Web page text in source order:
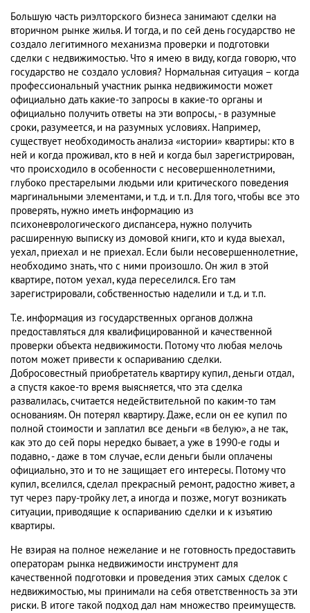
Большую часть риэлторского бизнеса занимают сделки на
вторичном рынке жилья. И тогда, и по сей день государство не
создало легитимного механизма проверки и подготовки
сделки с недвижимостью. Что я имею в виду, когда говорю, что
государство не создало условия? Нормальная ситуация – когда
профессиональный участник рынка недвижимости может
официально дать какие-то запросы в какие-то органы и
официально получить ответы на эти вопросы, - в разумные
сроки, разумеется, и на разумных условиях. Например,
существует необходимость анализа «истории» квартиры: кто в
ней и когда проживал, кто в ней и когда был зарегистрирован,
что происходило в особенности с несовершеннолетними,
глубоко престарелыми людьми или критического поведения
маргинальными элементами, и т.д. и т.п. Для того, чтобы все это
проверять, нужно иметь информацию из
психоневрологического диспансера, нужно получить
расширенную выписку из домовой книги, кто и куда выехал,
уехал, приехал и не приехал. Если были несовершеннолетние,
необходимо знать, что с ними произошло. Он жил в этой
квартире, потом уехал, куда переселился. Его там
зарегистрировали, собственностью наделили и т.д. и т.п.
Т.е. информация из государственных органов должна
предоставляться для квалифицированной и качественной
проверки объекта недвижимости. Потому что любая мелочь
потом может привести к оспариванию сделки.
Добросовестный приобретатель квартиру купил, деньги отдал,
а спустя какое-то время выясняется, что эта сделка
развалилась, считается недействительной по каким-то там
основаниям. Он потерял квартиру. Даже, если он ее купил по
полной стоимости и заплатил все деньги «в белую», а не так,
как это до сей поры нередко бывает, а уже в 1990-е годы и
подавно, - даже в том случае, если деньги были оплачены
официально, это и то не защищает его интересы. Потому что
купил, вселился, сделал прекрасный ремонт, радостно живет, а
тут через пару-тройку лет, а иногда и позже, могут возникать
ситуации, приводящие к оспариванию сделки и к изъятию
квартиры.
Не взирая на полное нежелание и не готовность предоставить
операторам рынка недвижимости инструмент для
качественной подготовки и проведения этих самых сделок с
недвижимостью, мы принимали на себя ответственность за эти
риски. В итоге такой подход дал нам множество преимуществ.